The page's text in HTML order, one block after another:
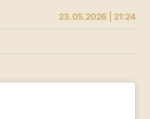
23.05.2026 | 21:24